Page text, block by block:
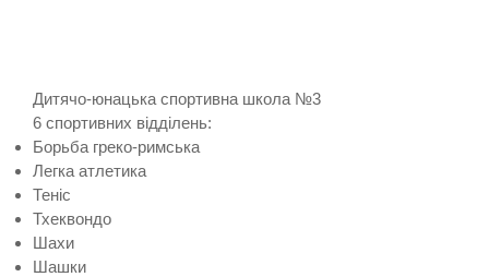
Дитячо-юнацька спортивна школа №3
6 спортивних відділень:
Борьба греко-римська
Легка атлетика
Теніс
Тхеквондо
Шахи
Шашки